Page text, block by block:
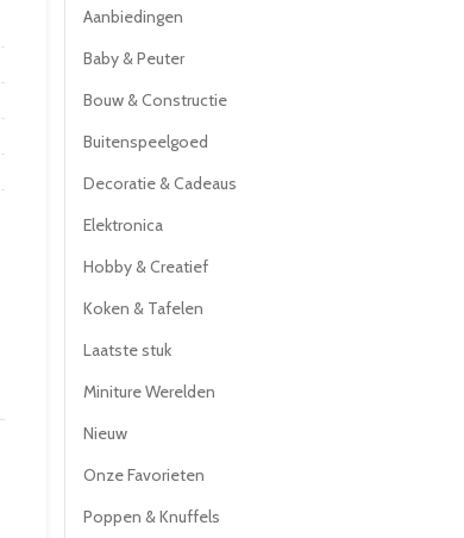
Aanbiedingen
Baby & Peuter
Bouw & Constructie
Buitenspeelgoed
Decoratie & Cadeaus
Elektronica
Hobby & Creatief
Koken & Tafelen
Laatste stuk
Miniture Werelden
Nieuw
Onze Favorieten
Poppen & Knuffels